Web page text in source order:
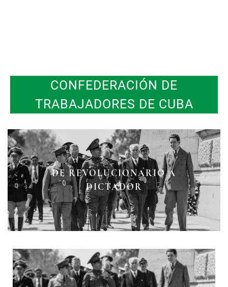
CONFEDERACIÓN DE
TRABAJADORES DE CUBA
DE REVOLUCIONARIO A
DICTADOR